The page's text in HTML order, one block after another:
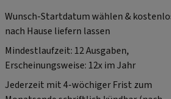
Wunsch-Startdatum wählen &
nach Hause liefern lassen
Mindestlaufzeit: 12 Ausgaben,
Erscheinungsweise: 12x im Jahr
Jederzeit mit 4-wöchiger Frist zum